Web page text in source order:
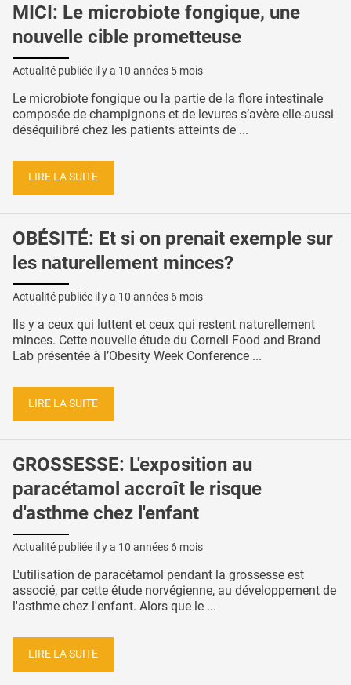
MICI: Le microbiote fongique, une
nouvelle cible prometteuse
Actualité publiée il y a 10 années 5 mois
Le microbiote fongique ou la partie de la flore intestinale
composée de champignons et de levures s’avère elle-aussi
déséquilibré chez les patients atteints de ...
LIRE LA SUITE
OBÉSITÉ: Et si on prenait exemple sur
les naturellement minces?
Actualité publiée il y a 10 années 6 mois
Ils y a ceux qui luttent et ceux qui restent naturellement
minces. Cette nouvelle étude du Cornell Food and Brand
Lab présentée à l’Obesity Week Conference ...
LIRE LA SUITE
GROSSESSE: L'exposition au
paracétamol accroît le risque
d'asthme chez l'enfant
Actualité publiée il y a 10 années 6 mois
L'utilisation de paracétamol pendant la grossesse est
associé, par cette étude norvégienne, au développement de
l'asthme chez l'enfant. Alors que le ...
LIRE LA SUITE